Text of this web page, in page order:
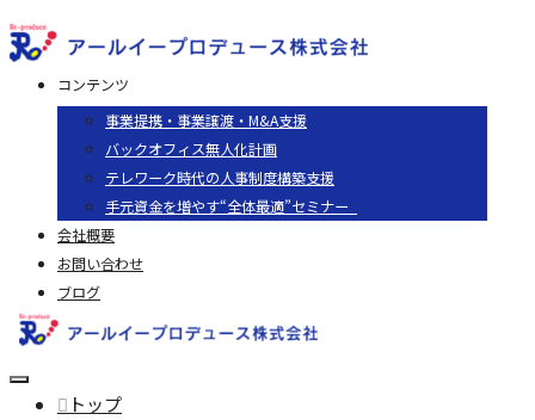
コンテンツ
事業提携・事業譲渡・M&A支援
バックオフィス無人化計画
テレワーク時代の人事制度構築支援
手元資金を増やす“全体最適”セミナー
会社概要
お問い合わせ
ブログ
トップ